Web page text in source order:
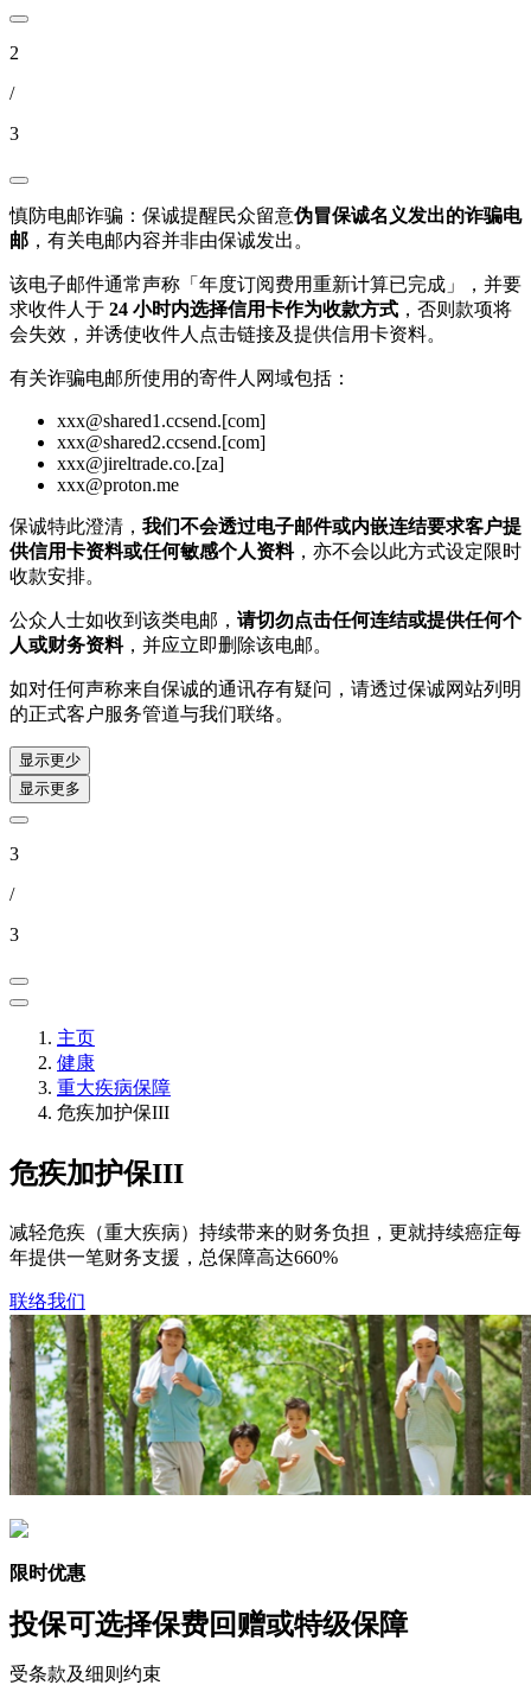
2
/
3
慎防电邮诈骗：保诚提醒民众留意伪冒保诚名义发出的诈骗电
邮 ，有关电邮内容并非由保诚发出。
该电子邮件通常声称「年度订阅费用重新计算已完成」，并要
求收件人于 24 小时内选择信用卡作为收款方式 ，否则款项将
会失效，并诱使收件人点击链接及提供信用卡资料。
有关诈骗电邮所使用的寄件人网域包括：
xxx@shared1.ccsend.[com]
xxx@shared2.ccsend.[com]
xxx@jireltrade.co.[za]
xxx@proton.me
保诚特此澄清， 我们不会透过电子邮件或内嵌连结要求客户提
供信用卡资料或任何敏感个人资料，亦不会以此方式设定限时
收款安排。
公众人士如收到该类电邮， 请切勿点击任何连结或提供任何个
人或财务资料，并应立即删除该电邮。
如对任何声称来自保诚的通讯存有疑问，请透过保诚网站列明
的正式客户服务管道与我们联络。
显示更少
显示更多
3
/
3
主页
健康
重大疾病保障
危疾加护保III
危疾加护保III
减轻危疾（重大疾病）持续带来的财务负担，更就持续癌症每
年提供一笔财务支援，总保障高达660%
联络我们
限时优惠
投保可选择保费回赠或特级保障
受条款及细则约束